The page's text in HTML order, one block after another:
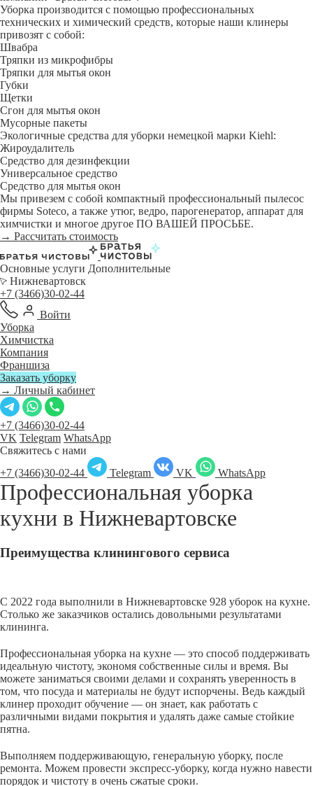
Уборка производится с помощью профессиональных
технических и химический средств, которые наши клинеры
привозят с собой:
Швабра
Тряпки из микрофибры
Тряпки для мытья окон
Губки
Щетки
Сгон для мытья окон
Мусорные пакеты
Экологичные средства для уборки немецкой марки Kiehl:
Жироудалитель
Средство для дезинфекции
Универсальное средство
Средство для мытья окон
Мы привезем с собой компактный профессиональный пылесос
фирмы Soteco, а также утюг, ведро, парогенератор, аппарат для
химчистки и многое другое ПО ВАШЕЙ ПРОСЬБЕ.
→ Рассчитать стоимость
Основные услуги Дополнительные
Нижневартовск
+7 (3466)30-02-44
Войти
Уборка
Химчистка
Компания
Франшиза
Заказать уборку
→ Личный кабинет
+7 (3466)30-02-44
VK Telegram WhatsApp
Свяжитесь с нами
+7 (3466)30-02-44
Telegram VK WhatsApp
Профессиональная уборка
кухни в Нижневартовске
Преимущества клинингового сервиса
С 2022 года выполнили в Нижневартовске 928 уборок на кухне.
Столько же заказчиков остались довольными результатами
клининга.
Профессиональная уборка на кухне — это способ поддерживать
идеальную чистоту, экономя собственные силы и время. Вы
можете заниматься своими делами и сохранять уверенность в
том, что посуда и материалы не будут испорчены. Ведь каждый
клинер проходит обучение — он знает, как работать с
различными видами покрытия и удалять даже самые стойкие
пятна.
Выполняем поддерживающую, генеральную уборку, после
ремонта. Можем провести экспресс-уборку, когда нужно навести
порядок и чистоту в очень сжатые сроки.